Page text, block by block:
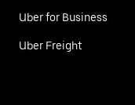
Uber for Business
Uber Freight